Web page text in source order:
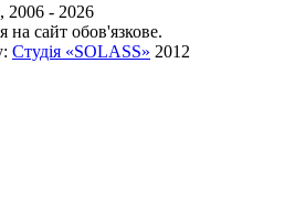
2006 - 2026
сайт обов'язкове.
Студія «SOLASS» 2012